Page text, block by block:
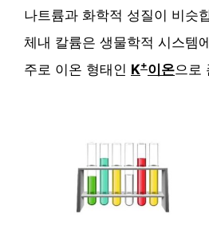
나트륨과 화학적 성질이 비슷
체내 칼륨은 생물학적 시스템
주로 이온 형태인 K+이온으로